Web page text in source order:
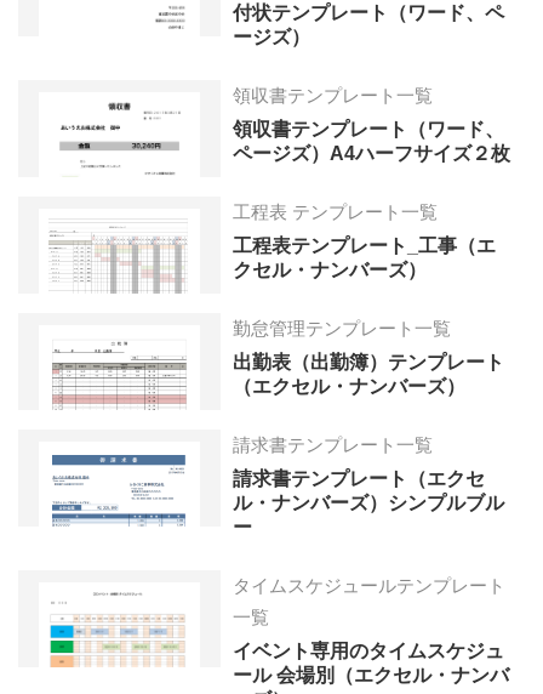
付状テンプレート（ワード、ペ
ージズ）
領収書テンプレート一覧
領収書テンプレート（ワード、
ページズ）A4ハーフサイズ２枚
工程表 テンプレート一覧
工程表テンプレート_工事（エ
クセル・ナンバーズ）
勤怠管理テンプレート一覧
出勤表（出勤簿）テンプレート
（エクセル・ナンバーズ）
請求書テンプレート一覧
請求書テンプレート（エクセ
ル・ナンバーズ）シンプルブル
ー
タイムスケジュールテンプレート
一覧
イベント専用のタイムスケジュ
ール 会場別（エクセル・ナンバ